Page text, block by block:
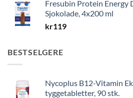
Fresubin Protein
Sjokolade, 4x200 ml
kr119
BESTSELGERE
Nycoplus B12-Vitamin
tyggetabletter, 90 stk.